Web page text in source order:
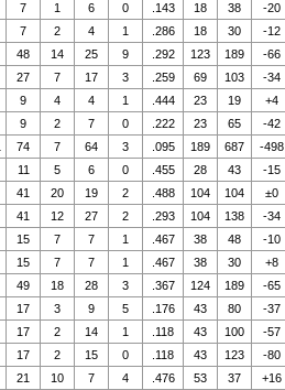
7 1 6 0 .143 18 38 -20
7 2 4 1 .286 18 30 -12
48 14 25 9 .292 123 189 -66
27 7 17 3 .259 69 103 -34
9 4 4 1 .444 23 19 +4
9 2 7 0 .222 23 65 -42
74 7 64 3 .095 189 687 -498
11 5 6 0 .455 28 43 -15
41 20 19 2 .488 104 104 ±0
41 12 27 2 .293 104 138 -34
15 7 7 1 .467 38 48 -10
15 7 7 1 .467 38 30 +8
49 18 28 3 .367 124 189 -65
17 3 9 5 .176 43 80 -37
17 2 14 1 .118 43 100 -57
17 2 15 0 .118 43 123 -80
21 10 7 4 .476 53 37 +16